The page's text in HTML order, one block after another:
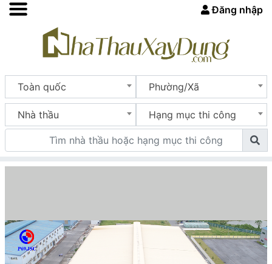
Đăng nhập
Toàn quốc Phường/Xã
Nhà thầu Hạng mục thi công